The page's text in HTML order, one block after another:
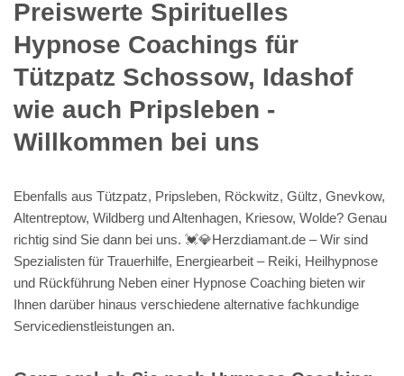
Preiswerte Spirituelles
Hypnose Coachings für
Tützpatz Schossow, Idashof
wie auch Pripsleben -
Willkommen bei uns
Ebenfalls aus Tützpatz, Pripsleben, Röckwitz, Gültz, Gnevkow,
Altentreptow, Wildberg und Altenhagen, Kriesow, Wolde? Genau
richtig sind Sie dann bei uns. 💓️💎Herzdiamant.de – Wir sind
Spezialisten für Trauerhilfe, Energiearbeit – Reiki, Heilhypnose
und Rückführung Neben einer Hypnose Coaching bieten wir
Ihnen darüber hinaus verschiedene alternative fachkundige
Servicedienstleistungen an.